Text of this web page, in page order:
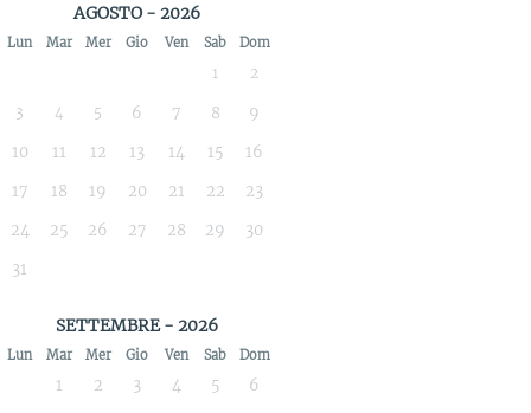
AGOSTO - 2026
Lun Mar Mer Gio Ven Sab Dom
1 2
3 4 5 6 7 8
9
10
11 12 13 14 15
16
17
18 19 20 21 22
23
24
25 26 27 28 29
30
31
SETTEMBRE - 2026
Lun Mar Mer Gio Ven Sab Dom
1 2 3 4 5
6